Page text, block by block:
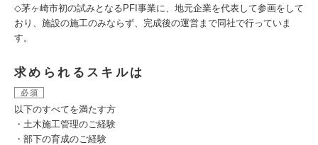
◇茅ヶ崎市初の試みとなるPFI事業に、地元企業を代表して参画をして
おり、施設の施工のみならず、完成後の運営まで同社で行っていま
す。
求められるスキルは
必須
以下のすべてを満たす方
・土木施工管理のご経験
・部下の育成のご経験